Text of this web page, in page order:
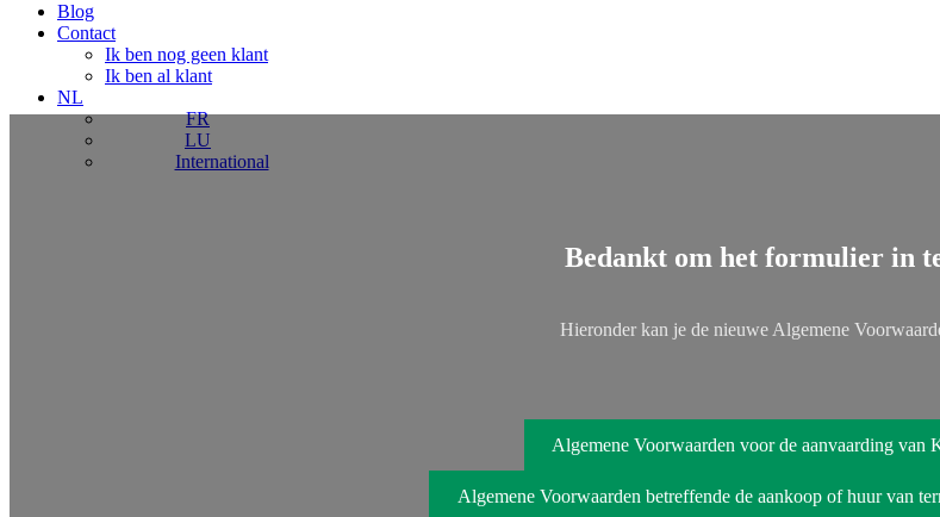
Blog
Contact
Ik ben nog geen klant
Ik ben al klant
NL
FR
LU
International
Bedankt om het formulier in
Hieronder kan je de nieuwe Algemene
Algemene Voorwaarden voor de aanvaarding van
Algemene Voorwaarden betreffende de aankoop of huur van